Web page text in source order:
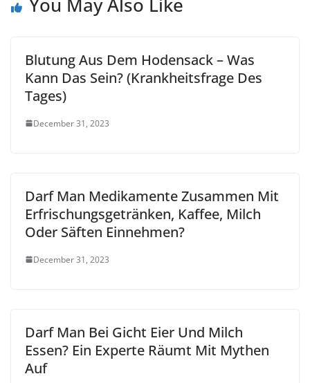
Blutung Aus Dem Hodensack – Was
Kann Das Sein? (Krankheitsfrage Des
Tages)
December 31, 2023
Darf Man Medikamente Zusammen Mit
Erfrischungsgetränken, Kaffee, Milch
Oder Säften Einnehmen?
December 31, 2023
Darf Man Bei Gicht Eier Und Milch
Essen? Ein Experte Räumt Mit Mythen
Auf